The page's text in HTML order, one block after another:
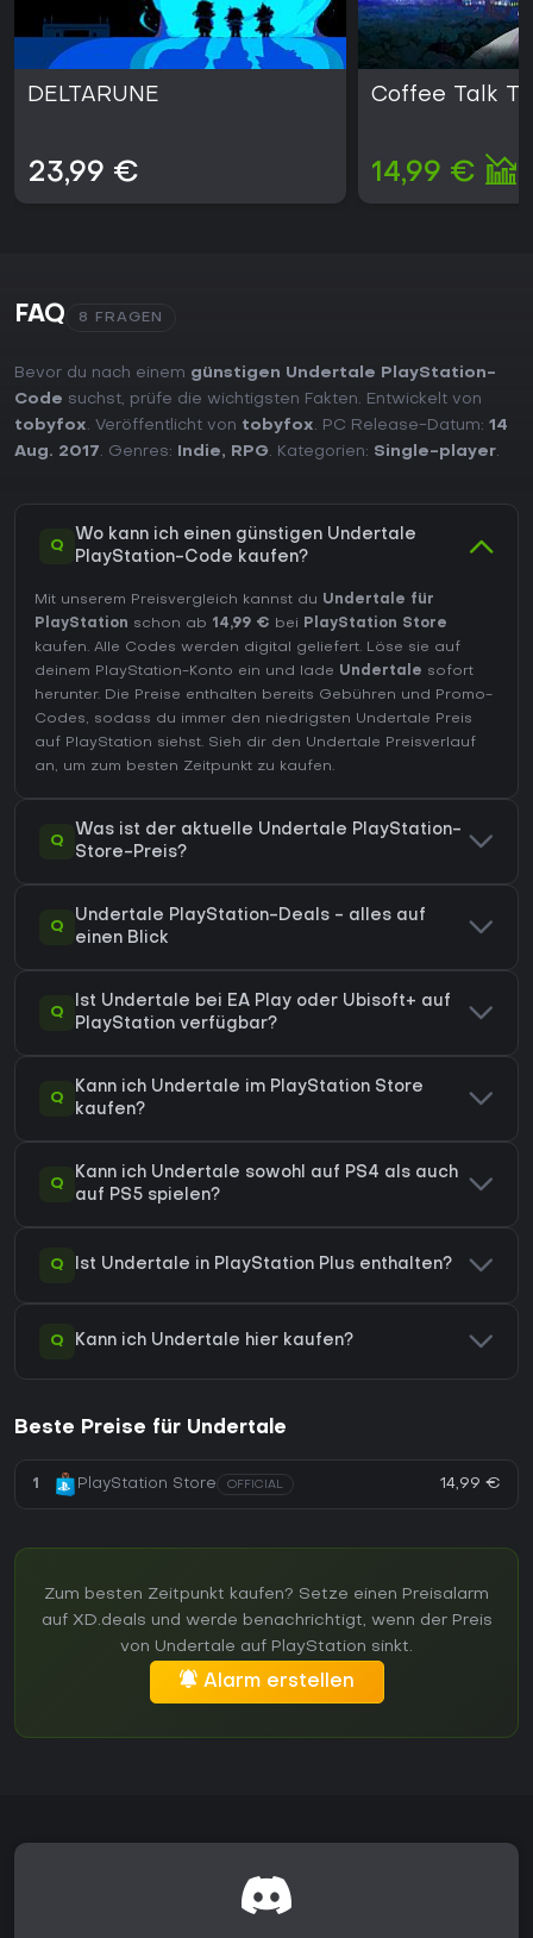
DELTARUNE
23,99 €
Coffee Talk
14,99 €
FAQ 8 FRAGEN
Bevor du nach einem günstigen Undertale PlayStation-
Code suchst, prüfe die wichtigsten Fakten. Entwickelt von
tobyfox. Veröffentlicht von tobyfox. PC Release-Datum: 14
Aug. 2017. Genres: Indie, RPG. Kategorien: Single-player.
Q
Wo kann ich einen günstigen Undertale
PlayStation-Code kaufen?
Mit unserem Preisvergleich kannst du Undertale für
PlayStation schon ab 14,99 € bei PlayStation Store
kaufen. Alle Codes werden digital geliefert. Löse sie auf
deinem PlayStation-Konto ein und lade Undertale sofort
herunter. Die Preise enthalten bereits Gebühren und Promo-
Codes, sodass du immer den niedrigsten Undertale Preis
auf PlayStation siehst. Sieh dir den Undertale Preisverlauf
an, um zum besten Zeitpunkt zu kaufen.
Q
Was ist der aktuelle Undertale PlayStation-
Store-Preis?
Q
Undertale PlayStation-Deals - alles auf
einen Blick
Q
Ist Undertale bei EA Play oder Ubisoft+ auf
PlayStation verfügbar?
Q
Kann ich Undertale im PlayStation Store
kaufen?
Q
Kann ich Undertale sowohl auf PS4 als auch
auf PS5 spielen?
Q Ist Undertale in PlayStation Plus enthalten?
Q Kann ich Undertale hier kaufen?
Beste Preise für Undertale
1 PlayStation Store OFFICIAL 14,99 €
Zum besten Zeitpunkt kaufen? Setze einen Preisalarm
auf XD.deals und werde benachrichtigt, wenn der Preis
von Undertale auf PlayStation sinkt.
Alarm erstellen